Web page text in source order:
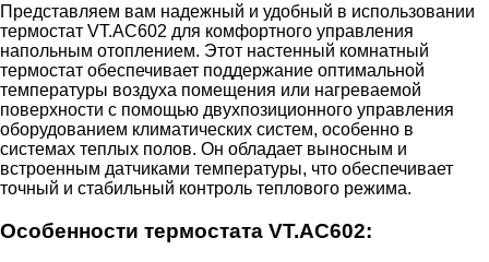
Представляем вам надежный и удобный в использовании
термостат VT.AC602 для комфортного управления
напольным отоплением. Этот настенный комнатный
термостат обеспечивает поддержание оптимальной
температуры воздуха помещения или нагреваемой
поверхности с помощью двухпозиционного управления
оборудованием климатических систем, особенно в
системах теплых полов. Он обладает выносным и
встроенным датчиками температуры, что обеспечивает
точный и стабильный контроль теплового режима.
Особенности термостата VT.AC602: